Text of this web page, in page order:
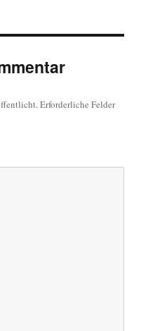
Erforderliche Felder